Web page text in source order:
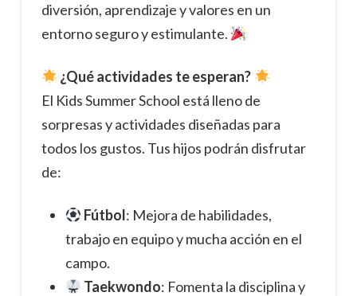
diversión, aprendizaje y valores en un
entorno seguro y estimulante.
¿Qué actividades te esperan?
El Kids Summer School está lleno de
sorpresas y actividades diseñadas para
todos los gustos. Tus hijos podrán disfrutar
de:
Fútbol: Mejora de habilidades,
trabajo en equipo y mucha acción en el
campo.
Taekwondo: Fomenta la disciplina y